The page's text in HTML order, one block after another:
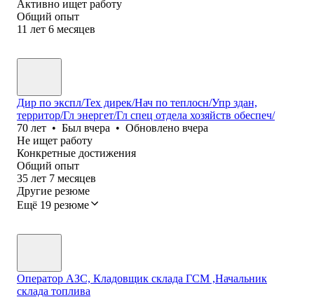
Активно ищет работу
Общий опыт
11 лет 6 месяцев
Дир по экспл/Тех дирек/Нач по теплосн/Упр здан,
территор/Гл энергет/Гл спец отдела хозяйств обеспеч/
70 лет • Был вчера • Обновлено вчера
Не ищет работу
Конкретные достижения
Общий опыт
35 лет 7 месяцев
Другие резюме
Ещё 19 резюме
Оператор АЗС, Кладовщик склада ГСМ ,Начальник
склада топлива